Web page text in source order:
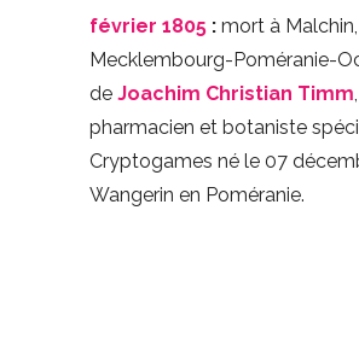
février 1805 : mort à
Mecklembourg-Poméranie-
de Joachim Christian Timm,
pharmacien et botaniste
Cryptogames né le 07
Wangerin en Poméranie.